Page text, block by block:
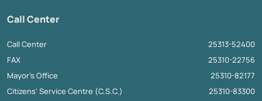
Call Center
Call Center
25313-52400
FAX
25310-22756
Mayor's Office
25310-82177
Citizens' Service Centre (C.S.C.)
25310-83300